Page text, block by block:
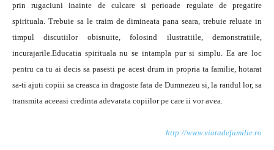
prin rugaciuni inainte de culcare si perioade regulate de pregatire
spirituala. Trebuie sa le traim de dimineata pana seara, trebuie reluate in
timpul discutiilor obisnuite, folosind ilustratiile, demonstratiile,
incurajarile.Educatia spirituala nu se intampla pur si simplu. Ea are loc
pentru ca tu ai decis sa pasesti pe acest drum in propria ta familie, hotarat
sa-ti ajuti copiii sa creasca in dragoste fata de Dumnezeu si, la randul lor, sa
transmita aceeasi credinta adevarata copiilor pe care ii vor avea.
http://www.viatadefamilie.ro